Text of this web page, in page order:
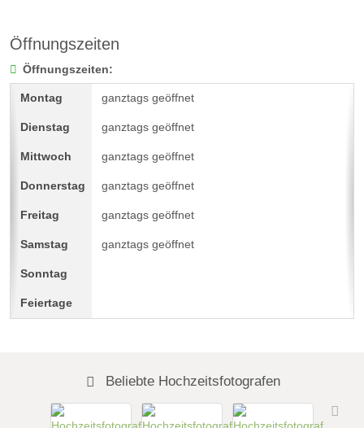
Öffnungszeiten
Öffnungszeiten:
ganztags geöffnet
ganztags geöffnet
ganztags geöffnet
ganztags geöffnet
ganztags geöffnet
ganztags geöffnet
Beliebte Hochzeitsfotografen